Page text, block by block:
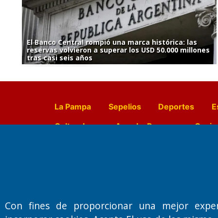
El Banco Central rompió una marca histórica: las
reservas volvieron a superar los USD 50.000 millones
tras casi seis años
La Pampa Sepelios Deportes
Culturales
Agro La Pampa
Fundado por el
Doctor Antonio
Primera edición: Domingo 3 de
Con fines de proporcionar una mejor